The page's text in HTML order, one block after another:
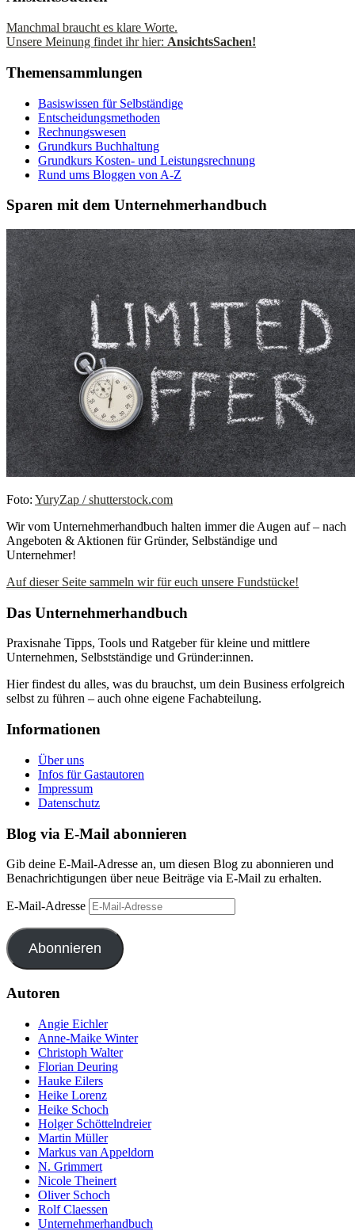
Manchmal braucht es klare Worte.
Unsere Meinung findet ihr hier: AnsichtsSachen!
Themensammlungen
Basiswissen für Selbständige
Entscheidungsmethoden
Rechnungswesen
Grundkurs Buchhaltung
Grundkurs Kosten- und Leistungsrechnung
Rund ums Bloggen von A-Z
Sparen mit dem Unternehmerhandbuch
Foto: YuryZap / shutterstock.com
Wir vom Unternehmerhandbuch halten immer die Augen auf – nach
Angeboten & Aktionen für Gründer, Selbständige und
Unternehmer!
Auf dieser Seite sammeln wir für euch unsere Fundstücke!
Das Unternehmerhandbuch
Praxisnahe Tipps, Tools und Ratgeber für kleine und mittlere
Unternehmen, Selbstständige und Gründer:innen.
Hier findest du alles, was du brauchst, um dein Business erfolgreich
selbst zu führen – auch ohne eigene Fachabteilung.
Informationen
Über uns
Infos für Gastautoren
Impressum
Datenschutz
Blog via E-Mail abonnieren
Gib deine E-Mail-Adresse an, um diesen Blog zu abonnieren und
Benachrichtigungen über neue Beiträge via E-Mail zu erhalten.
E-Mail-Adresse
Abonnieren
Autoren
Angie Eichler
Anne-Maike Winter
Christoph Walter
Florian Deuring
Hauke Eilers
Heike Lorenz
Heike Schoch
Holger Schöttelndreier
Martin Müller
Markus van Appeldorn
N. Grimmert
Nicole Theinert
Oliver Schoch
Rolf Claessen
Unternehmerhandbuch